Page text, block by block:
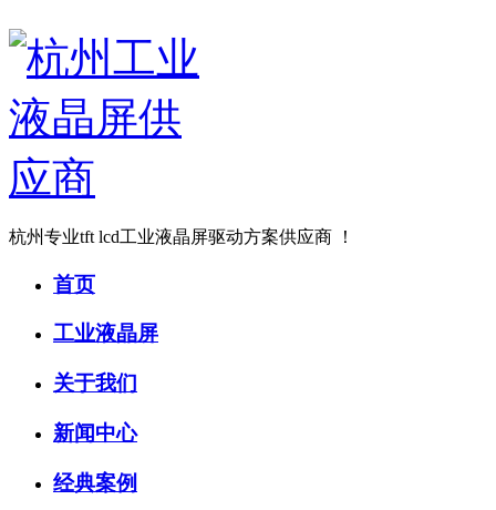
杭州专业tft lcd工业液晶屏驱动方案供应商 ！
首页
工业液晶屏
关于我们
新闻中心
经典案例